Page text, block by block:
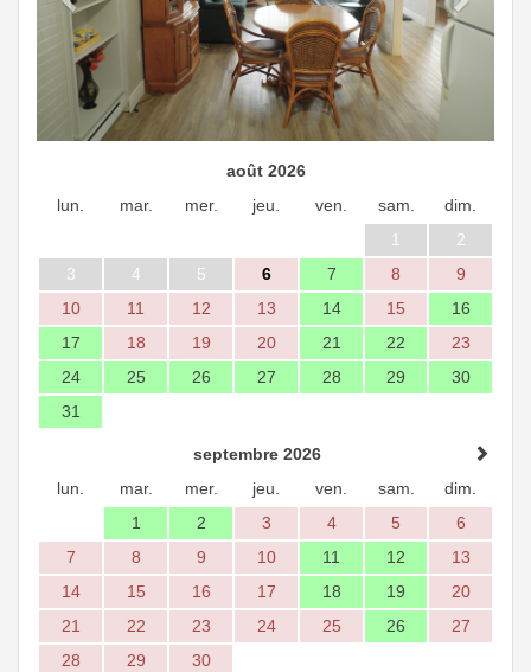
août 2026
lun.
mar. mer. jeu. ven. sam.
dim.
1
2
3
4 5 6 7 8
9
10
11 12 13 14 15
16
17
18 19 20 21 22
23
24
25 26 27 28 29
30
31
septembre 2026
lun.
mar. mer. jeu. ven. sam.
dim.
1
2 3 4 5
6
7
8 9 10 11 12
13
14
15 16 17 18 19
20
21
22 23 24 25 26
27
28
29 30